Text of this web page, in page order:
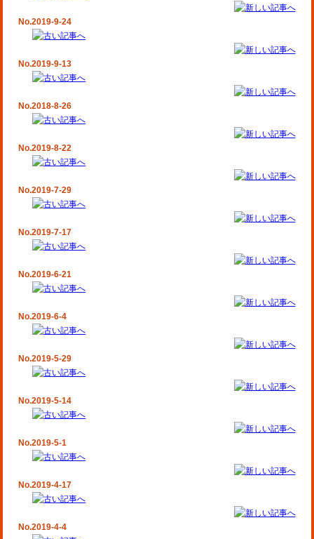
No.2019-9-24
No.2019-9-13
No.2018-8-26
No.2019-8-22
No.2019-7-29
No.2019-7-17
No.2019-6-21
No.2019-6-4
No.2019-5-29
No.2019-5-14
No.2019-5-1
No.2019-4-17
No.2019-4-4